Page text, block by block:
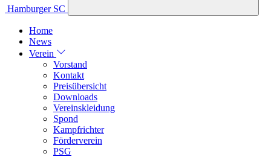
Hamburger SC
Home
News
Verein
Vorstand
Kontakt
Preisübersicht
Downloads
Vereinskleidung
Spond
Kampfrichter
Förderverein
PSG